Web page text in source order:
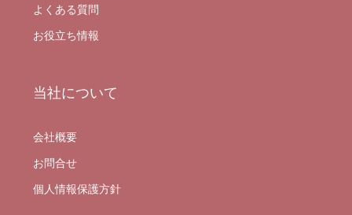
よくある質問
お役立ち情報
当社について
会社概要
お問合せ
個人情報保護方針